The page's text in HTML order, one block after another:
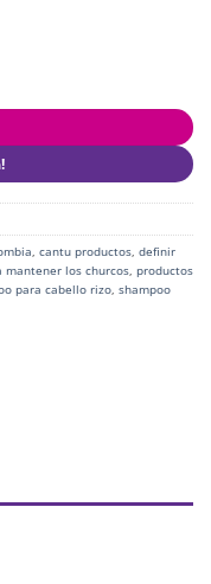
, cantu productos, definir
mantener los churcos, productos
para cabello rizo, shampoo